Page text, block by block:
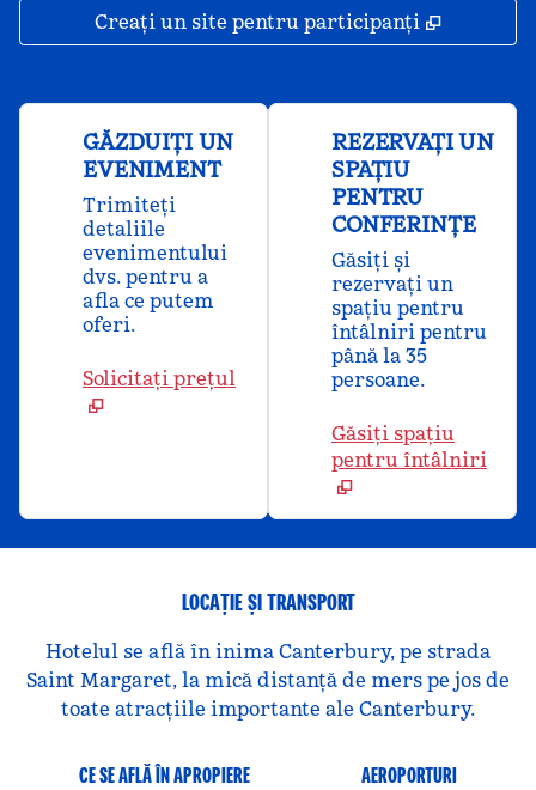
Creați un site pentru participanți ,
GĂZDUIȚI UN
EVENIMENT
Trimiteți
detaliile
evenimentului
dvs. pentru a
afla ce putem
oferi.
Solicitați prețul
REZERVAȚI UN
SPAȚIU
PENTRU
CONFERINȚE
Găsiți și
rezervați un
spațiu pentru
întâlniri pentru
până la 35
persoane.
Găsiți spațiu
pentru întâlniri
LOCAȚIE ȘI TRANSPORT
Hotelul se află în inima Canterbury, pe strada
Saint Margaret, la mică distanță de mers pe jos de
toate atracțiile importante ale Canterbury.
CE SE AFLĂ ÎN APROPIERE AEROPORTURI